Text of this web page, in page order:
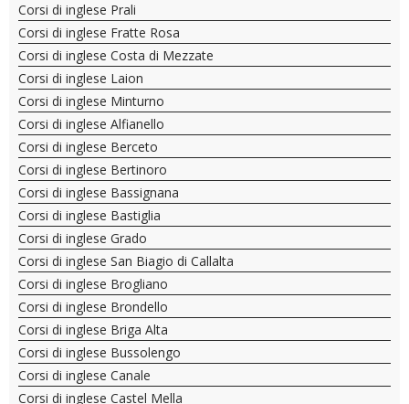
Corsi di inglese Prali
Corsi di inglese Fratte Rosa
Corsi di inglese Costa di Mezzate
Corsi di inglese Laion
Corsi di inglese Minturno
Corsi di inglese Alfianello
Corsi di inglese Berceto
Corsi di inglese Bertinoro
Corsi di inglese Bassignana
Corsi di inglese Bastiglia
Corsi di inglese Grado
Corsi di inglese San Biagio di Callalta
Corsi di inglese Brogliano
Corsi di inglese Brondello
Corsi di inglese Briga Alta
Corsi di inglese Bussolengo
Corsi di inglese Canale
Corsi di inglese Castel Mella